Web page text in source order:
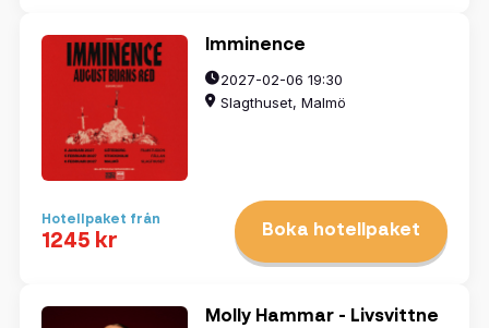
Imminence
2027-02-06 19:30
Slagthuset, Malmö
Hotellpaket från
1245 kr Boka hotellpaket
Molly Hammar - Livsvittne